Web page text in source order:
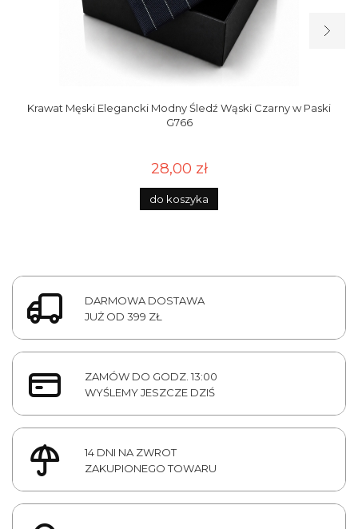
Krawat Męski Elegancki Modny Śledź Wąski Czarny w Paski
G766
28,00 zł
do koszyka
DARMOWA DOSTAWA
JUŻ OD 399 ZŁ
ZAMÓW DO GODZ. 13:00
WYŚLEMY JESZCZE DZIŚ
14 DNI NA ZWROT
ZAKUPIONEGO TOWARU